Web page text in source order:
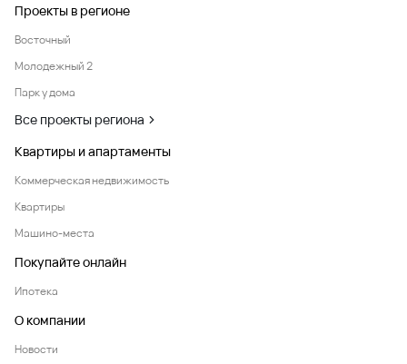
Проекты в регионе
Восточный
Молодежный 2
Парк у дома
Все проекты региона
Квартиры и апартаменты
Коммерческая недвижимость
Квартиры
Машино-места
Покупайте онлайн
Ипотека
О компании
Новости